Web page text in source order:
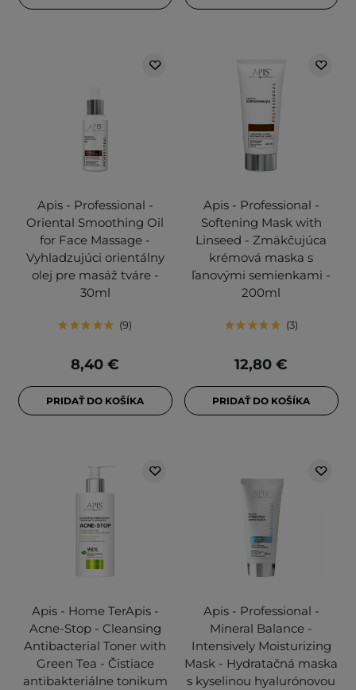
Apis - Professional -
Oriental Smoothing Oil
for Face Massage -
Vyhladzujúci orientálny
olej pre masáž tváre -
30ml
9
8,40 €
PRIDAŤ DO KOŠÍKA
Apis - Professional -
Softening Mask with
Linseed - Zmäkčujúca
krémová maska s
ľanovými semienkami -
200ml
3
12,80 €
PRIDAŤ DO KOŠÍKA
Apis - Home TerApis -
Acne-Stop - Cleansing
Antibacterial Toner with
Green Tea - Čistiace
antibakteriálne tonikum
Apis - Professional -
Mineral Balance -
Intensively Moisturizing
Mask - Hydratačná maska
s kyselinou hyalurónovou